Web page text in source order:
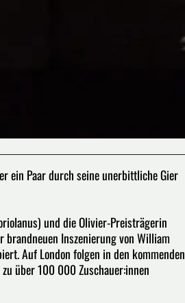
ein Paar durch seine unerbittliche Gier
und die Olivier-Preisträgerin
brandneuen Inszenierung von William
Auf London folgen in den kommenden
über 100 000 Zuschauer:innen